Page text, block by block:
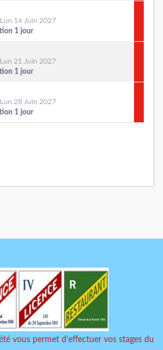
14 Juin 2027
1 jour
21 Juin 2027
1 jour
28 Juin 2027
1 jour
vous permet d'effectuer vos stages du